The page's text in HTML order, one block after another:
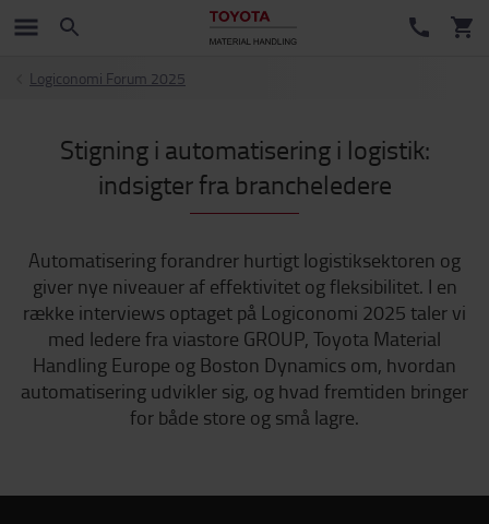
Logiconomi Forum 2025
Stigning i automatisering i logistik:
indsigter fra brancheledere
Automatisering forandrer hurtigt logistiksektoren og
giver nye niveauer af effektivitet og fleksibilitet. I en
række interviews optaget på Logiconomi 2025 taler vi
med ledere fra viastore GROUP, Toyota Material
Handling Europe og Boston Dynamics om, hvordan
automatisering udvikler sig, og hvad fremtiden bringer
for både store og små lagre.